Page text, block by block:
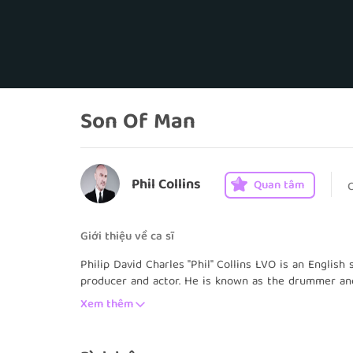
Son Of Man
Phil Collins Quan tâm
Giới thiệu về ca sĩ
Philip David Charles "Phil" Collins LVO is an
producer and actor. He is known as the drummer
solo artist. Between 1983 and 1990, Collins scored
successful singles from the period include "In the Air
Xem thêm